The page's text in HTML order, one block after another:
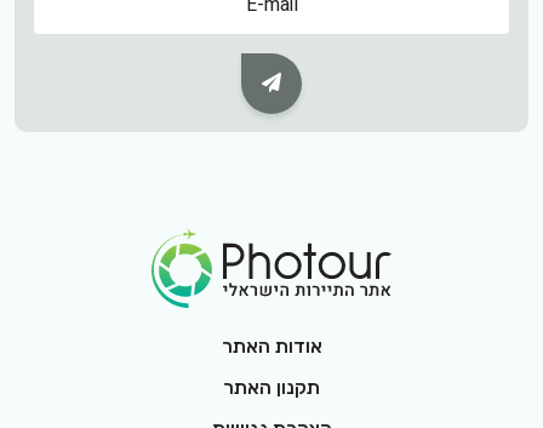
Subscribe Button
אודות האתר
תקנון האתר